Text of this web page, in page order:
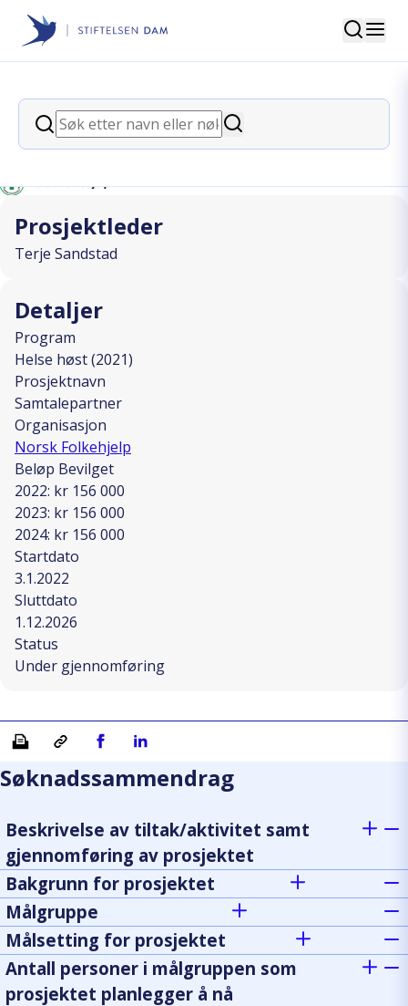
Stiftelsen Dam
Søk
Søk
Søk
back
Samtalepartner
Prosjektleder
Terje Sandstad
Detaljer
Program
Helse høst (2021)
Prosjektnavn
Samtalepartner
Organisasjon
Norsk Folkehjelp
Beløp Bevilget
2022: kr 156 000
2023: kr 156 000
2024: kr 156 000
Startdato
3.1.2022
Sluttdato
1.12.2026
Status
Under gjennomføring
Skriv ut Kopiera länkDel på Facebook
Del på Linkedin
Søknadssammendrag
Beskrivelse av tiltak/aktivitet samt
gjennomføring av prosjektet
Bakgrunn for prosjektet
Målgruppe
Målsetting for prosjektet
Antall personer i målgruppen som
prosjektet planlegger å nå